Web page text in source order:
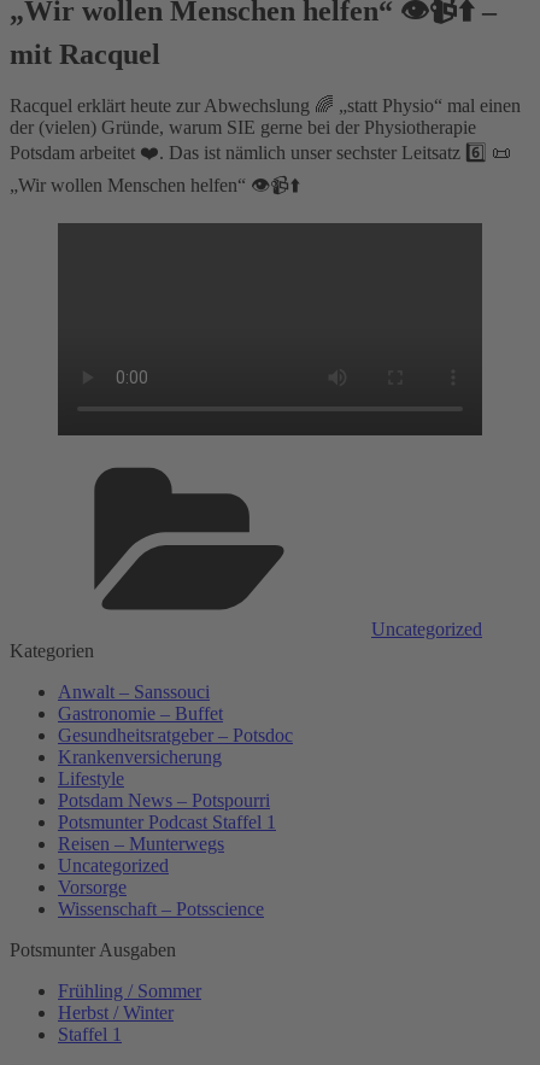
„Wir wollen Menschen helfen“ 👁️📹⬆️ –
mit Racquel
Racquel erklärt heute zur Abwechslung 🌈 „statt Physio“ mal einen
der (vielen) Gründe, warum SIE gerne bei der Physiotherapie
Potsdam arbeitet ❤️. Das ist nämlich unser sechster Leitsatz 6️⃣ 📜
„Wir wollen Menschen helfen“ 👁️📹⬆️
Uncategorized
Kategorien
Anwalt – Sanssouci
Gastronomie – Buffet
Gesundheitsratgeber – Potsdoc
Krankenversicherung
Lifestyle
Potsdam News – Potspourri
Potsmunter Podcast Staffel 1
Reisen – Munterwegs
Uncategorized
Vorsorge
Wissenschaft – Potsscience
Potsmunter Ausgaben
Frühling / Sommer
Herbst / Winter
Staffel 1